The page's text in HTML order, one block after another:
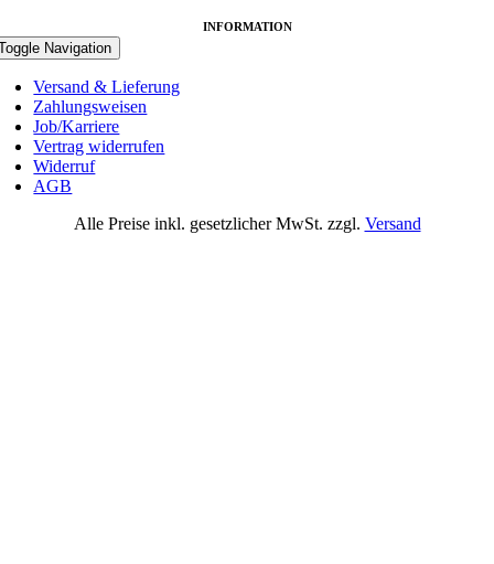
INFORMATION
Navigation
Versand & Lieferung
Zahlungsweisen
Job/Karriere
Vertrag widerrufen
Widerruf
AGB
Alle Preise inkl. gesetzlicher MwSt. zzgl. Versand